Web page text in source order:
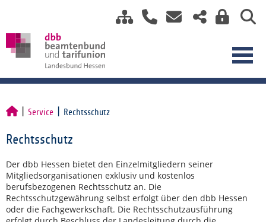
Service Rechtsschutz
Rechtsschutz
Der dbb Hessen bietet den Einzelmitgliedern seiner
Mitgliedsorganisationen exklusiv und kostenlos
berufsbezogenen Rechtsschutz an. Die
Rechtsschutzgewährung selbst erfolgt über den dbb Hessen
oder die Fachgewerkschaft. Die Rechtsschutzausführung